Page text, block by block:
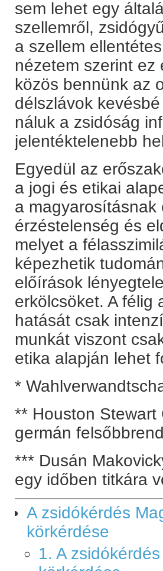
sem lehet egy
szellemről,
a szellem
nézetem szerint ez
közös bennünk az
délszlávok
náluk a zsidóság
jelentéktelenebb
Egyedül az
a jogi és etikai
a magyarosításnak
érzéstelenség és
melyet a
képezhetik
előírások
erkölcsöket. A félig
hatását csak
munkát viszont
etika alapján lehet
*
** Houston Stewart
germán
*** Dusán
egy időben titkára
A zsidókérdés
körkérdése
1. A